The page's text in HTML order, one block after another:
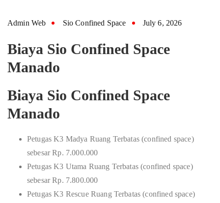
Admin Web Sio Confined Space July 6, 2026
Biaya Sio Confined Space
Manado
Biaya Sio Confined Space
Manado
Petugas K3 Madya Ruang Terbatas (confined space)
sebesar Rp. 7.000.000
Petugas K3 Utama Ruang Terbatas (confined space)
sebesar Rp. 7.800.000
Petugas K3 Rescue Ruang Terbatas (confined space)